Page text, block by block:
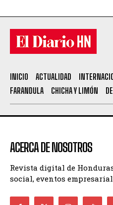
INICIO ACTUALIDAD
FARANDULA
CHICHA Y LIMÓN
ACERCA DE NOSOTROS
Revista digital de
social, eventos